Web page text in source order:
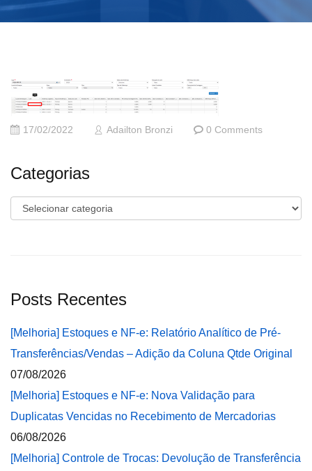
17/02/2022 Adailton Bronzi 0 Comments
Categorias
Categorias
Posts Recentes
[Melhoria] Estoques e NF-e: Relatório Analítico de Pré-
Transferências/Vendas – Adição da Coluna Qtde Original
07/08/2026
[Melhoria] Estoques e NF-e: Nova Validação para
Duplicatas Vencidas no Recebimento de Mercadorias
06/08/2026
[Melhoria] Controle de Trocas: Devolução de Transferência